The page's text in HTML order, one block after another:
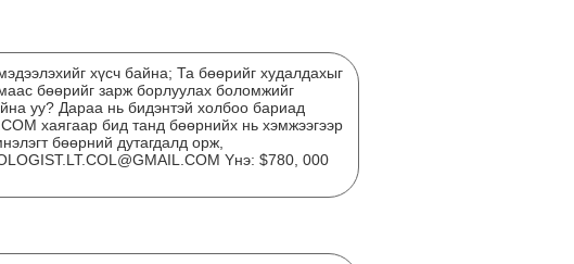
хүсч байна; Та бөөрийг худалдахыг
бөөрийг зарж борлуулах боломжийг
уу? Дараа нь бидэнтэй холбоо бариад
хаягаар бид танд бөөрнийх нь хэмжээгээр
бөөрний дутагдалд орж,
Yнэ: $780, 000